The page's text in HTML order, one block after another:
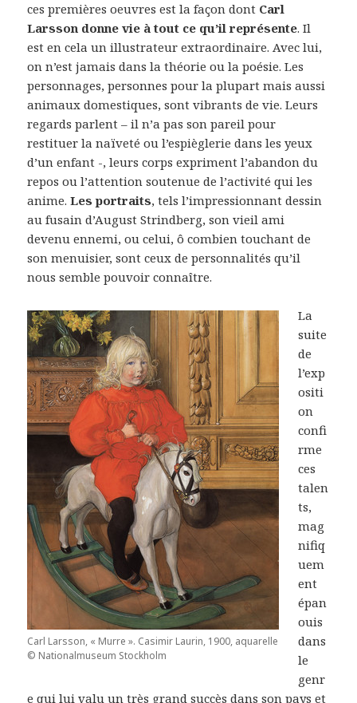
ces premières oeuvres est la façon dont Carl
Larsson donne vie à tout ce qu’il représente. Il
est en cela un illustrateur extraordinaire. Avec lui,
on n’est jamais dans la théorie ou la poésie. Les
personnages, personnes pour la plupart mais aussi
animaux domestiques, sont vibrants de vie. Leurs
regards parlent – il n’a pas son pareil pour
restituer la naïveté ou l’espièglerie dans les yeux
d’un enfant -, leurs corps expriment l’abandon du
repos ou l’attention soutenue de l’activité qui les
anime.Les portraits, tels l’impressionnant dessin
au fusain d’August Strindberg, son vieil ami
devenu ennemi, ou celui, ô combien touchant de
son menuisier, sont ceux de personnalités qu’il
nous semble pouvoir connaître.
Carl Larsson, « Murre ». Casimir Laurin, 1900, aquarelle
© Nationalmuseum Stockholm
La
suite
de
l’exp
ositi
on
confi
rme
ces
talen
ts,
mag
nifiq
uem
ent
épan
ouis
dans
le
genr
e qui lui valu un très grand succès dans son pays et